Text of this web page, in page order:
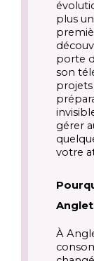
plus
porte
son
gérer
votre
Anglet
À